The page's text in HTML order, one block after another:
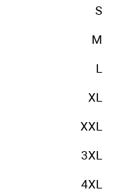
S
M
L
XL
XXL
3XL
4XL